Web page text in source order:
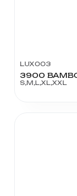
LUX003
3900
S,M,L,XL,XXL